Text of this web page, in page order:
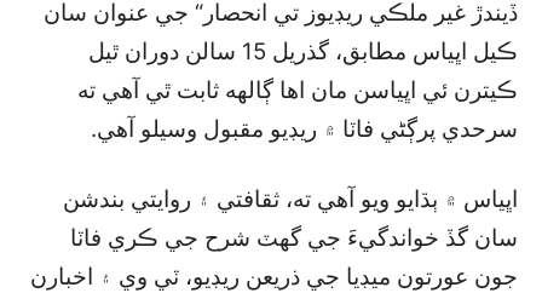
ڏيندڙ غير ملڪي ريڊيوز تي انحصار“ جي عنوان سان
ڪيل اڀياس مطابق، گذريل 15 سالن دوران ٿيل
ڪيترن ئي اڀياسن مان اها ڳالهه ثابت ٿي آهي ته
سرحدي پرڳڻي فاٽا ۾ ريڊيو مقبول وسيلو آهي.
اڀياس ۾ ٻڌايو ويو آهي ته، ثقافتي ۽ روايتي بندشن
سان گڏ خواندگيءَ جي گھٽ شرح جي ڪري فاٽا
جون عورتون ميڊيا جي ذريعن ريڊيو، ٽي وي ۽ اخبارن